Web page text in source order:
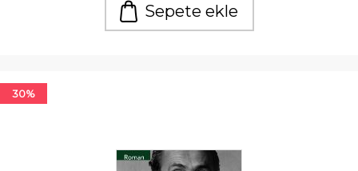
Sepete ekle
30%